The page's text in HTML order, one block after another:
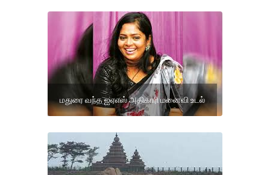
மதுரை வந்த ஐஏஎஸ் அதிகாரி மனைவி உடல்